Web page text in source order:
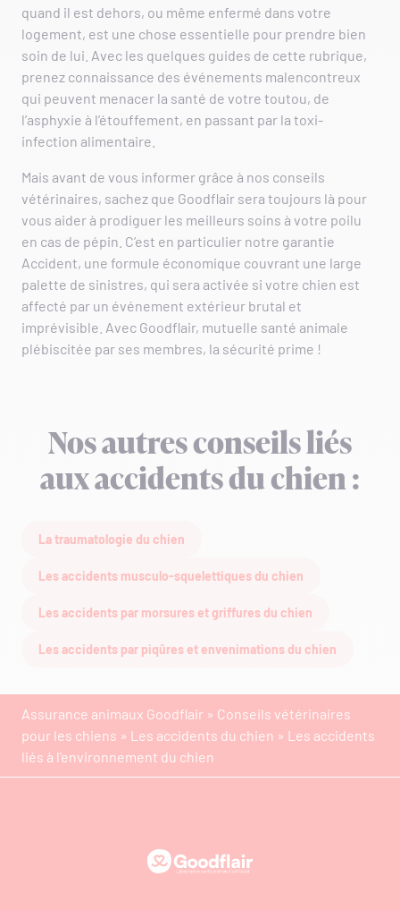
quand il est dehors, ou même enfermé dans votre
logement, est une chose essentielle pour prendre bien
soin de lui. Avec les quelques guides de cette rubrique,
prenez connaissance des événements malencontreux
qui peuvent menacer la santé de votre toutou, de
l’asphyxie à l’étouffement, en passant par la toxi-
infection alimentaire.
Mais avant de vous informer grâce à nos conseils
vétérinaires, sachez que Goodflair sera toujours là pour
vous aider à prodiguer les meilleurs soins à votre poilu
en cas de pépin. C’est en particulier notre garantie
Accident, une formule économique couvrant une large
palette de sinistres, qui sera activée si votre chien est
affecté par un événement extérieur brutal et
imprévisible. Avec Goodflair, mutuelle santé animale
plébiscitée par ses membres, la sécurité prime !
Nos autres conseils liés
aux accidents du chien :
La traumatologie du chien
Les accidents musculo-squelettiques du chien
Les accidents par morsures et griffures du chien
Les accidents par piqûres et envenimations du chien
Assurance animaux Goodflair » Conseils vétérinaires
pour les chiens » Les accidents du chien » Les accidents
liés à l'environnement du chien
Goodflair